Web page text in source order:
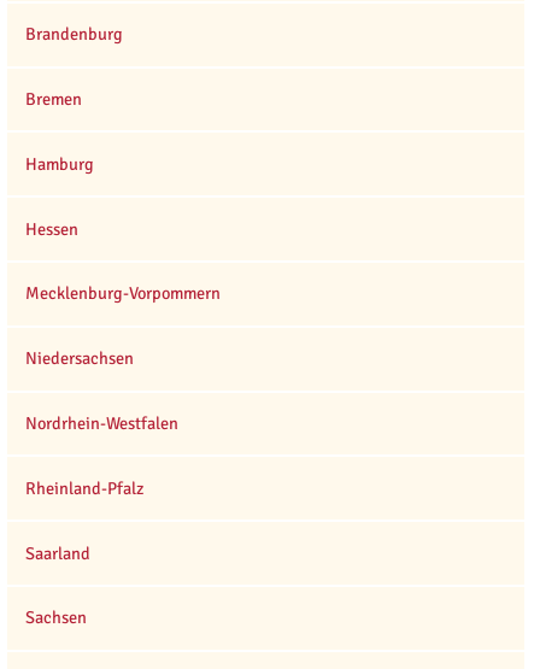
Brandenburg
Bremen
Hamburg
Hessen
Mecklenburg-Vorpommern
Niedersachsen
Nordrhein-Westfalen
Rheinland-Pfalz
Saarland
Sachsen